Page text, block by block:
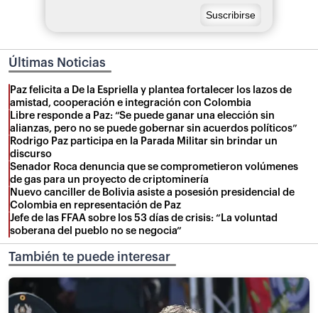
Últimas Noticias
Paz felicita a De la Espriella y plantea fortalecer los lazos de
amistad, cooperación e integración con Colombia
Libre responde a Paz: “Se puede ganar una elección sin
alianzas, pero no se puede gobernar sin acuerdos políticos”
Rodrigo Paz participa en la Parada Militar sin brindar un
discurso
Senador Roca denuncia que se comprometieron volúmenes
de gas para un proyecto de criptominería
Nuevo canciller de Bolivia asiste a posesión presidencial de
Colombia en representación de Paz
Jefe de las FFAA sobre los 53 días de crisis: “La voluntad
soberana del pueblo no se negocia”
También te puede interesar